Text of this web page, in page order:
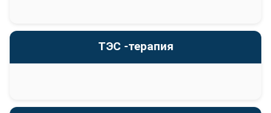
ТЭС -терапия